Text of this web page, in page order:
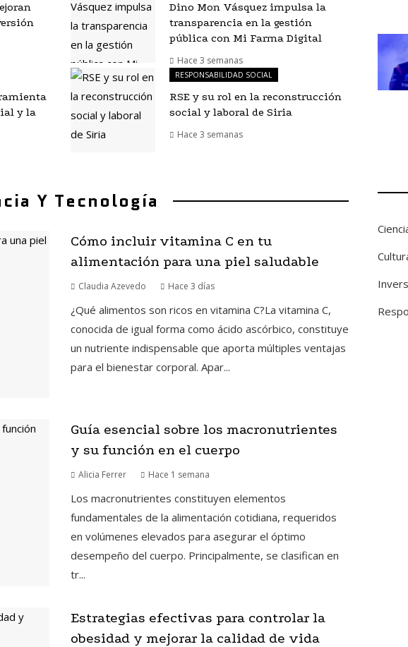
Dino Mon Vásquez impulsa la
transparencia en la gestión
pública con Mi Farma Digital
Hace 3 semanas
y la
RESPONSABILIDAD SOCIAL
RSE y su rol en la reconstrucción
social y laboral de Siria
Hace 3 semanas
Y Tecnología
Cómo incluir vitamina C en tu
alimentación para una piel saludable
Claudia Azevedo Hace 3 días
¿Qué alimentos son ricos en vitamina C?La vitamina C,
conocida de igual forma como ácido ascórbico, constituye
un nutriente indispensable que aporta múltiples ventajas
para el bienestar corporal. Apar...
Guía esencial sobre los macronutrientes
y su función en el cuerpo
Alicia Ferrer Hace 1 semana
Los macronutrientes constituyen elementos
fundamentales de la alimentación cotidiana, requeridos
en volúmenes elevados para asegurar el óptimo
desempeño del cuerpo. Principalmente, se clasifican en
tr...
Estrategias efectivas para controlar la
obesidad y mejorar la calidad de vida